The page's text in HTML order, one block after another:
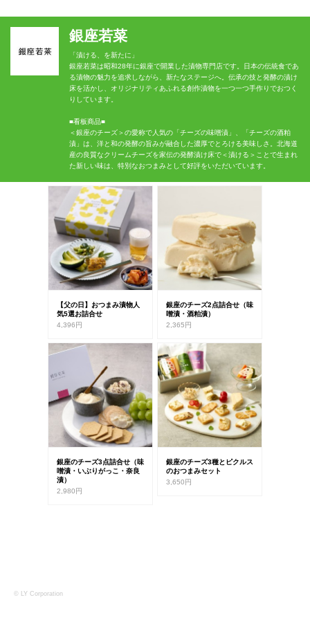
銀座若菜
「漬ける、を新たに」
銀座若菜は昭和28年に銀座で開業した漬物専門店です。日本の伝統食であ
る漬物の魅力を追求しながら、新たなステージへ。伝承の技と発酵の漬け
床を活かし、オリジナリティあふれる創作漬物を一つ一つ手作りでおつく
りしています。
■看板商品■
＜銀座のチーズ＞の愛称で人気の「チーズの味噌漬」、「チーズの酒粕
漬」は、洋と和の発酵の旨みが融合した濃厚でとろける美味しさ。北海道
産の良質なクリームチーズを家伝の発酵漬け床で＜漬ける＞ことで生まれ
た新しい味は、特別なおつまみとして好評をいただいています。
【父の日】おつまみ漬物人
気5選お詰合せ
4,396円
銀座のチーズ2点詰合せ（味
噌漬・酒粕漬）
2,365円
銀座のチーズ3点詰合せ（味
噌漬・いぶりがっこ・奈良
漬）
2,980円
銀座のチーズ3種とピクルス
のおつまみセット
3,650円
© LY Corporation